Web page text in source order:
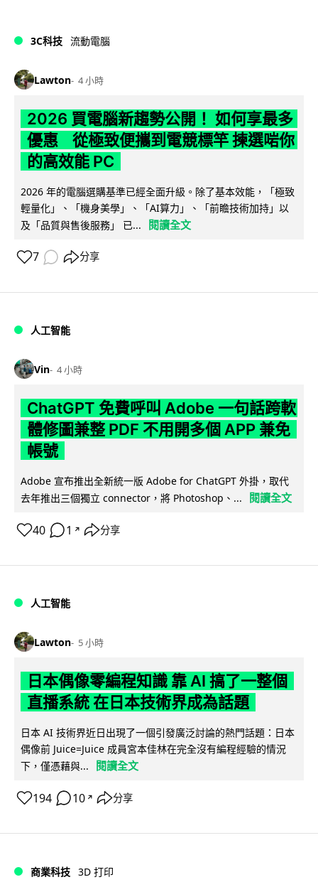
3C科技 流動電腦
Lawton 4 小時
2026 買電腦新趨勢公開！ 如何享最多
優惠 從極致便攜到電競標竿 揀選啱你
的高效能 PC
2026 年的電腦選購基準已經全面升級。除了基本效能，「極致
輕量化」、「機身美學」、「AI算力」、「前瞻技術加持」以
及「品質與售後服務」 已...
閱讀全文
7 分享
人工智能
Vin 4 小時
ChatGPT 免費呼叫 Adobe 一句話跨軟
體修圖兼整 PDF 不用開多個 APP 兼免
帳號
Adobe 宣布推出全新統一版 Adobe for ChatGPT 外掛，取代
去年推出三個獨立 connector，將 Photoshop、...
閱讀全文
40 1 ↗ 分享
人工智能
Lawton 5 小時
日本偶像零編程知識 靠 AI 搞了一整個
直播系統 在日本技術界成為話題
日本 AI 技術界近日出現了一個引發廣泛討論的熱門話題：日本
偶像前 Juice=Juice 成員宮本佳林在完全沒有編程經驗的情況
下，僅憑藉與...
閱讀全文
194 10 ↗ 分享
商業科技 3D 打印